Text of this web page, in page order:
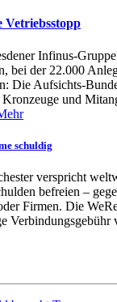
Vetriebsstopp
Infinus-
bei der 22.000
Die Aufsichts-
und
schuldig
verspricht
befreien –
Firmen. Die